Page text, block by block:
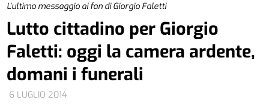
L’ultimo messaggio ai fan di Giorgio Faletti
6 LUGLIO 2014
Lutto cittadino per Giorgio
Faletti: oggi la camera ardente,
domani i funerali